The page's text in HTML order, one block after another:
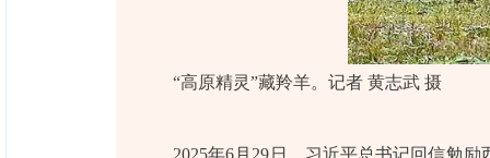
“高原精灵”藏羚羊。记者 黄志武 摄
2025年6月29日，习近平总书记回信勉